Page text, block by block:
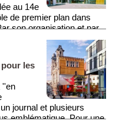
s'attache plus à la
qui peut être
au 14e
de premier plan dans
son organisation et par
tout l'Occident et
la civilisation et la
est dédié à l'histoire de
du musée est une
Elle mesure 300m² et
les détails.
pour les
''en
journal et plusieurs
emblématique. Pour une